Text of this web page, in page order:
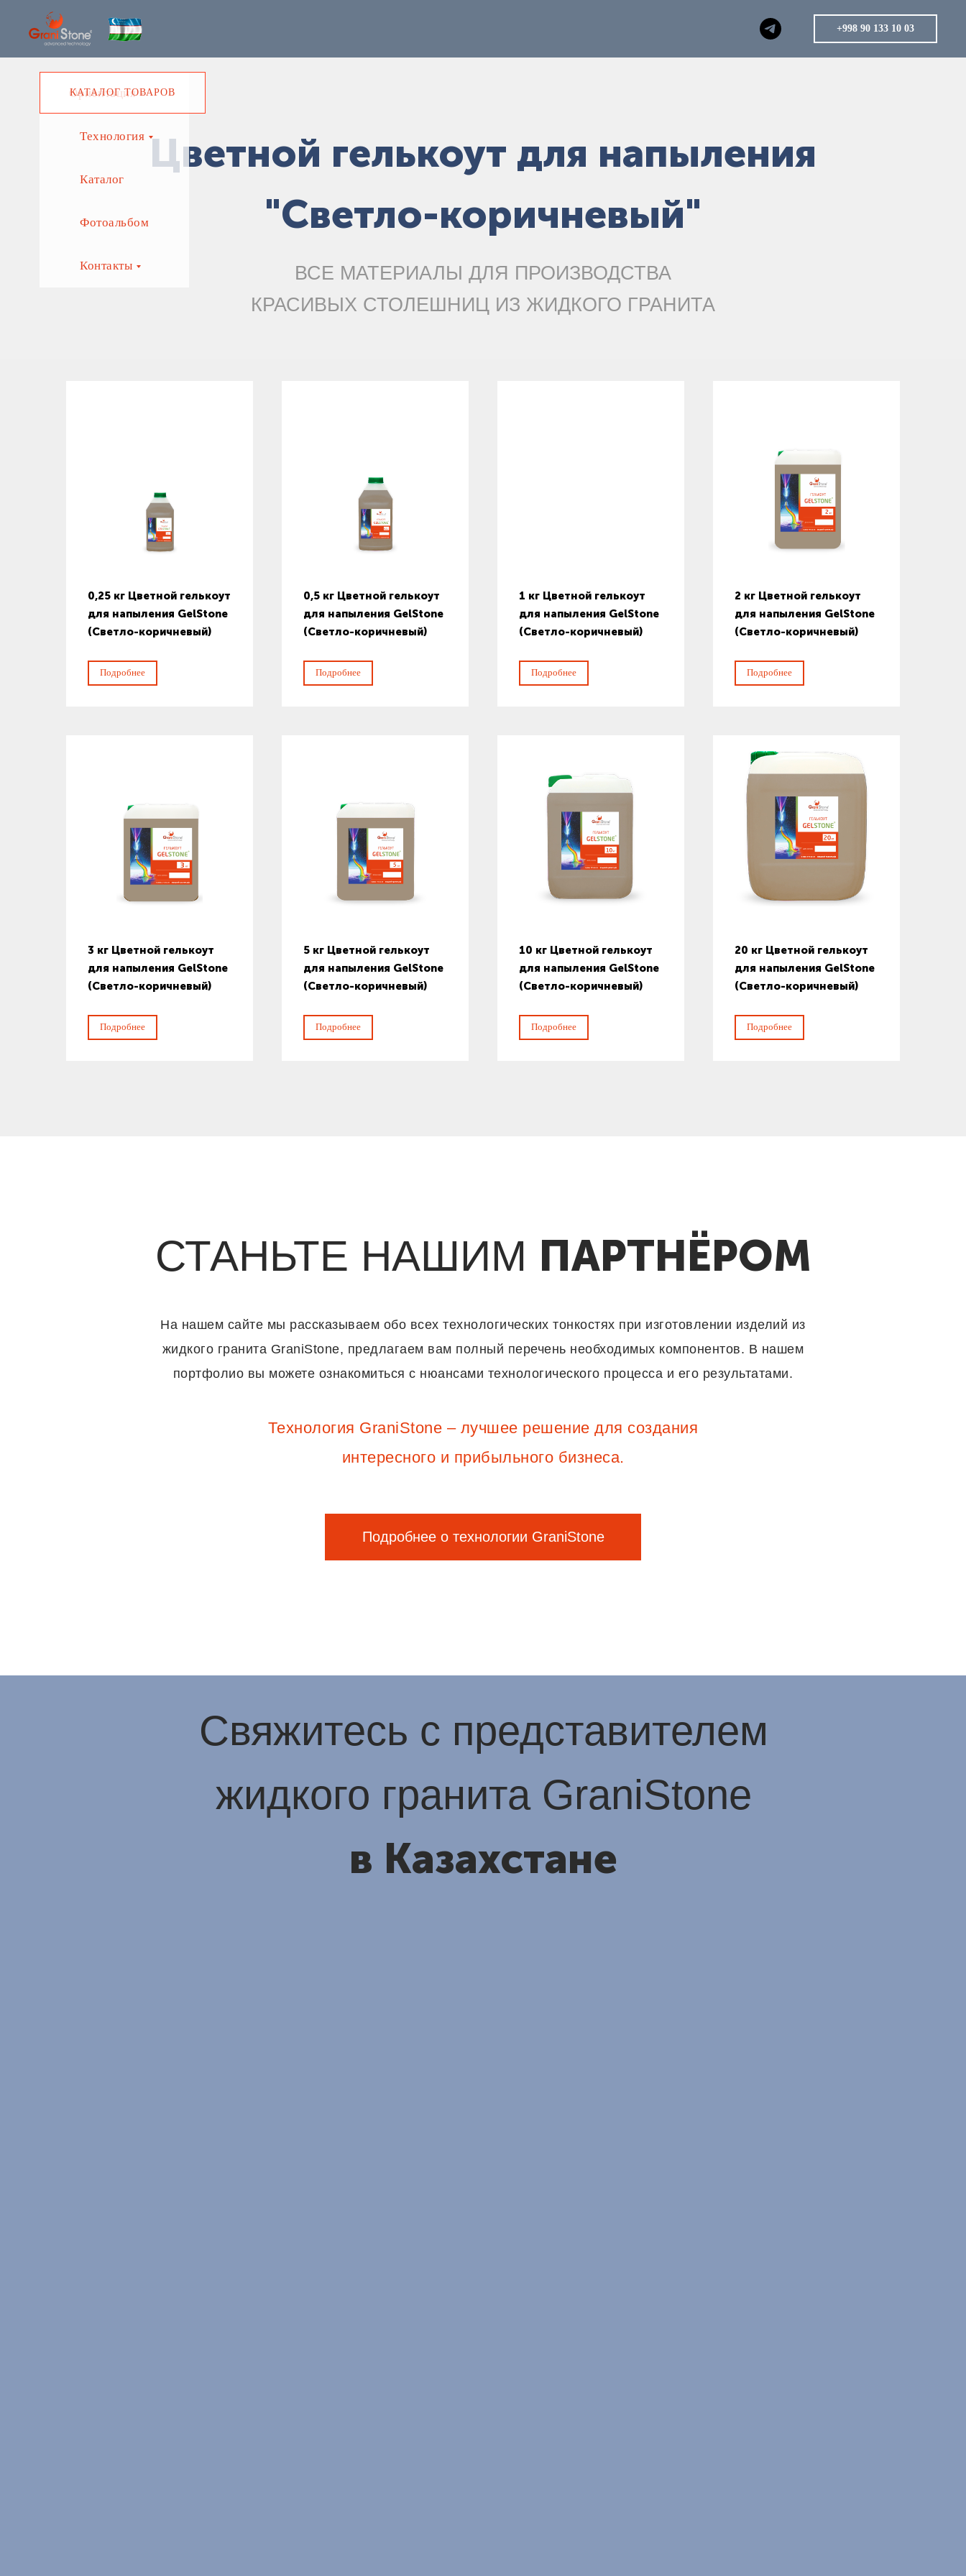
Ориентация
Технология
Каталог
Фотоальбом
Контакты
+998 90 133 10 03
Цветной гелькоут для напыления
"Светло-коричневый"
ВСЕ МАТЕРИАЛЫ ДЛЯ ПРОИЗВОДСТВА
КРАСИВЫХ СТОЛЕШНИЦ ИЗ ЖИДКОГО ГРАНИТА
0,25 кг Цветной гелькоут
для напыления GelStone
(Светло-коричневый)
Подробнее
0,5 кг Цветной гелькоут
для напыления GelStone
(Светло-коричневый)
Подробнее
1 кг Цветной гелькоут
для напыления GelStone
(Светло-коричневый)
Подробнее
2 кг Цветной гелькоут
для напыления GelStone
(Светло-коричневый)
Подробнее
3 кг Цветной гелькоут
для напыления GelStone
(Светло-коричневый)
Подробнее
5 кг Цветной гелькоут
для напыления GelStone
(Светло-коричневый)
Подробнее
10 кг Цветной гелькоут
для напыления GelStone
(Светло-коричневый)
Подробнее
20 кг Цветной гелькоут
для напыления GelStone
(Светло-коричневый)
Подробнее
КАТАЛОГ ТОВАРОВ
СТАНЬТЕ НАШИМ ПАРТНЁРОМ
На нашем сайте мы рассказываем обо всех технологических тонкостях при изготовлении изделий из
жидкого гранита GraniStone, предлагаем вам полный перечень необходимых компонентов. В нашем
портфолио вы можете ознакомиться с нюансами технологического процесса и его результатами.
Технология GraniStone – лучшее решение для создания
интересного и прибыльного бизнеса.
Подробнее о технологии GraniStone
Свяжитесь с представителем
жидкого гранита GraniStone
в Казахстане